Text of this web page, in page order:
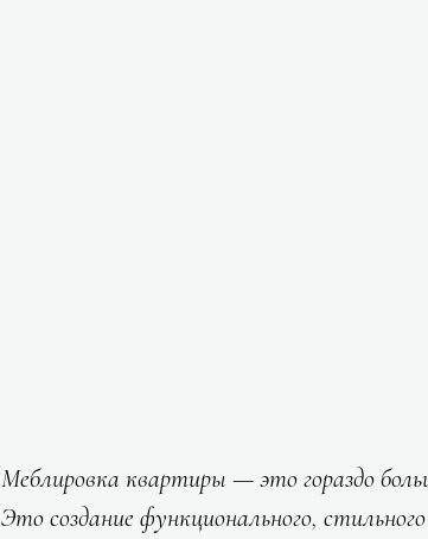
Меблировка квартиры — это гораздо
Это создание функционального,